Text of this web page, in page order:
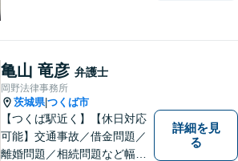
亀山 竜彦 弁護士
岡野法律事務所
茨城県|つくば市
【つくば駅近く】【休日対応
可能】交通事故／借金問題／
離婚問題／相続問題など幅広
詳細を見
る